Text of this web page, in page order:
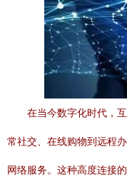
在当今数字化时代，
常社交、在线购物到远程
网络服务。这种高度连接